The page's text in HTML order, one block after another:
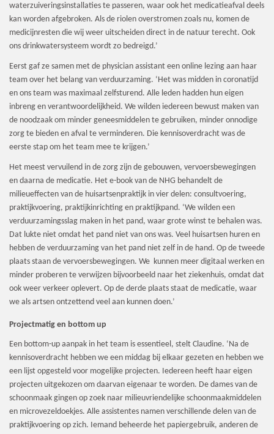
waterzuiveringsinstallaties te passeren, waar ook het medicatieafval deels
kan worden afgebroken. Als de riolen overstromen zoals nu, komen de
medicijnresten die wij weer uitscheiden direct in de natuur terecht. Ook
ons drinkwatersysteem wordt zo bedreigd.’
Eerst gaf ze samen met de physician assistant een online lezing aan haar
team over het belang van verduurzaming. ‘Het was midden in coronatijd
en ons team was maximaal zelfsturend. Alle leden hadden hun eigen
inbreng en verantwoordelijkheid. We wilden iedereen bewust maken van
de noodzaak om minder geneesmiddelen te gebruiken, minder onnodige
zorg te bieden en afval te verminderen. Die kennisoverdracht was de
eerste stap om het team mee te krijgen.’
Het meest vervuilend in de zorg zijn de gebouwen, vervoersbewegingen
en daarna de medicatie. Het e-book van de NHG behandelt de
milieueffecten van de huisartsenpraktijk in vier delen: consultvoering,
praktijkvoering, praktijkinrichting en praktijkpand. ‘We wilden een
verduurzamingsslag maken in het pand, waar grote winst te behalen was.
Dat lukte niet omdat het pand niet van ons was. Veel huisartsen huren en
hebben de verduurzaming van het pand niet zelf in de hand. Op de tweede
plaats staan de vervoersbewegingen. We kunnen meer digitaal werken en
minder proberen te verwijzen bijvoorbeeld naar het ziekenhuis, omdat dat
ook weer verkeer oplevert. Op de derde plaats staat de medicatie, waar
we als artsen ontzettend veel aan kunnen doen.’
Projectmatig en bottom up
Een bottom-up aanpak in het team is essentieel, stelt Claudine. ‘Na de
kennisoverdracht hebben we een middag bij elkaar gezeten en hebben we
een lijst opgesteld voor mogelijke projecten. Iedereen heeft haar eigen
projecten uitgekozen om daarvan eigenaar te worden. De dames van de
schoonmaak gingen op zoek naar milieuvriendelijke schoonmaakmiddelen
en microvezeldoekjes. Alle assistentes namen verschillende delen van de
praktijkvoering op zich. Iemand beheerde het papiergebruik, anderen de